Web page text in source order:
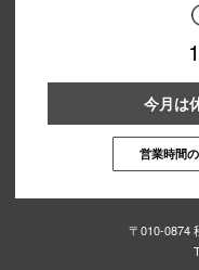
今月は
営業時間
〒010-0874